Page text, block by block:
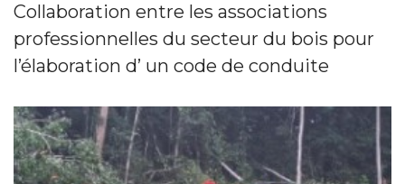
Collaboration entre les associations
professionnelles du secteur du bois pour
l’élaboration d’ un code de conduite